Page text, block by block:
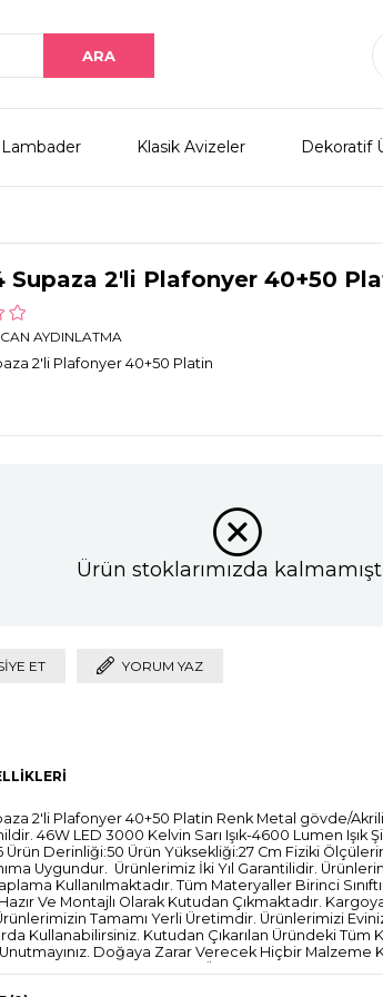
Lambader Klasik Avizeler Dekoratif
Supaza 2'li Plafonyer 40+50
AYDINLATMA
2'li Plafonyer 40+50 Platin
Ürün stoklarımızda
ET YORUM YAZ
2'li Plafonyer 40+50 Platin Renk Metal gövde/
46W LED 3000 Kelvin Sarı Işık-4600 Lumen Işık
Ürün Derinliği:50 Ürün Yüksekliği:27 Cm Fiziki
Uygundur. Ürünlerimiz İki Yıl Garantilidir.
Kullanılmaktadır. Tüm Materyaller Birinci
Ve Montajlı Olarak Kutudan Çıkmaktadır.
Tamamı Yerli Üretimdir. Ürünlerimizi
Kullanabilirsiniz. Kutudan Çıkarılan Üründeki Tüm
Unutmayınız. Doğaya Zarar Verecek Hiçbir Malzeme
Led Ampul Kullanmanızı Öneriyoruz. Tüm Montaj